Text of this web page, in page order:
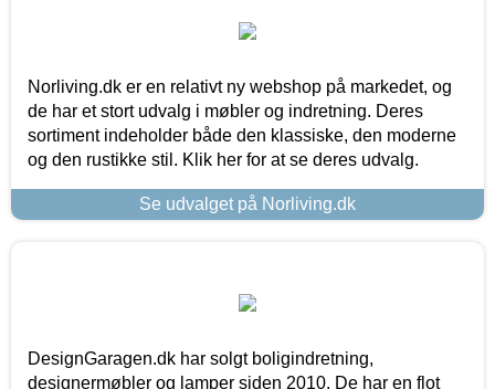
Norliving.dk er en relativt ny webshop på markedet, og
de har et stort udvalg i møbler og indretning. Deres
sortiment indeholder både den klassiske, den moderne
og den rustikke stil. Klik her for at se deres udvalg.
Se udvalget på Norliving.dk
DesignGaragen.dk har solgt boligindretning,
designermøbler og lamper siden 2010. De har en flot